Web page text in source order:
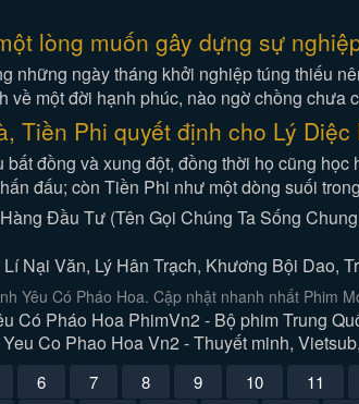
lòng muốn gây dựng sự
những ngày tháng khởi nghiệp túng thiếu
về một đời hạnh phúc, nào ngờ chồng chưa
Tiền Phi quyết định cho Lý
đồng và xung đột, đồng thời họ cũng
đấu; còn Tiền Phi như một dòng suối
Đầu Tư (Tên Gọi Chúng Ta Sống
Nại Văn, Lý Hân Trạch, Khương Bội Dao,
Yêu Có Pháo Hoa. Cập nhật nhanh nhất Phim
Có Pháo Hoa PhimVn2 - Bộ phim Trung
Co Phao Hoa Vn2 - Thuyết minh,
6 7 8 9 10 11